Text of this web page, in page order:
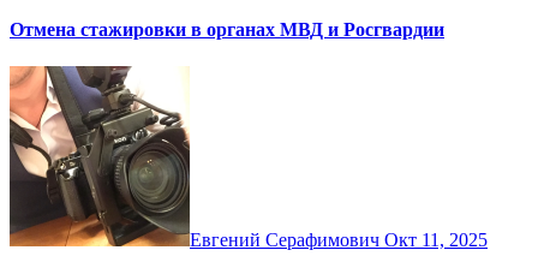
Отмена стажировки в органах МВД и Росгвардии
Евгений Серафимович Окт 11, 2025